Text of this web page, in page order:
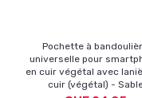
Pochette à
universelle pour
en cuir végétal avec
cuir (végétal) -